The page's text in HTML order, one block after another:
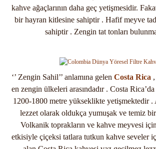
kahve ağaçlarının daha geç yetişmesidir.
bir hayran kitlesine sahiptir . Hafif meyve
sahiptir . Zengin tat tonları
‘’ Zengin Sahil’’ anlamına gelen Costa Rica
en zengin ülkeleri arasındadır . Costa
1200-1800 metre yükseklikte yetişmektedir .
lezzet olarak oldukça yumuşak ve temiz
Volkanik toprakların ve kahve meyvesi
etkisiyle çiçeksi tatlara tutkun kahve seveler